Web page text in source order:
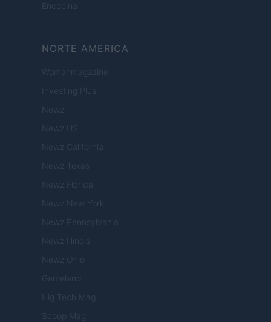
Encocina
NORTE AMERICA
Womanmagazine
Investing Plus
Newz
Newz US
Newz California
Newz Texas
Newz Florida
Newz New York
Newz Pennsylvania
Newz Illinois
Newz Ohio
Gameland
Hig Tech Mag
Scoop Mag